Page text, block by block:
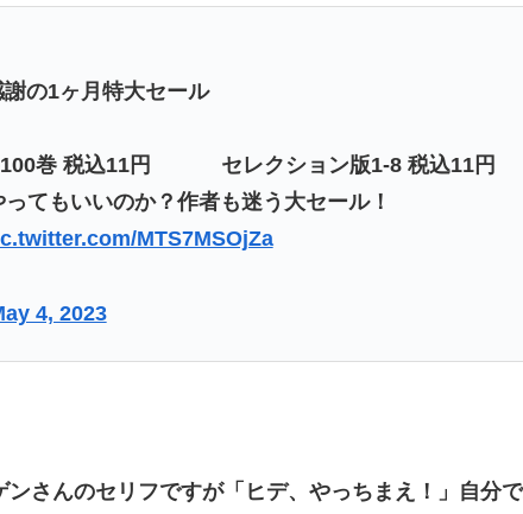
の1ヶ月特大セール
100巻 税込11円 セレクション版1-8 税込11円
てもいいのか？作者も迷う大セール！
MTS7MSOjZa
4, 2023
ンさんのセリフですが「ヒデ、やっちまえ！」自分